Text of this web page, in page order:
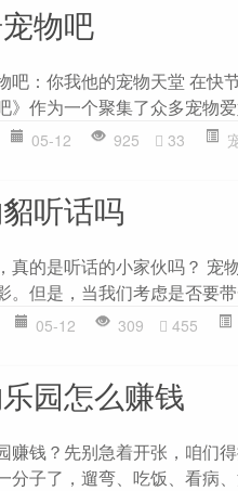
物吧
吧：你我他的宠物天堂 在快
》作为一个聚集了众多宠物
05-12 925 33
听话吗
真的是听话的小家伙吗？ 宠
。但是，当我们考虑是否要
05-12 309 455
园怎么赚钱
赚钱？先别急着开张，咱们
分子了，遛弯、吃饭、看病